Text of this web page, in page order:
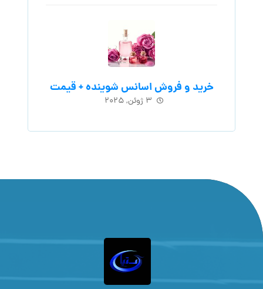
خرید و فروش اسانس شوینده + قیمت
۳ ژوئن, ۲۰۲۵